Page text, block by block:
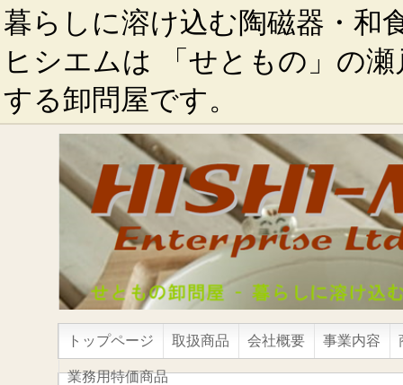
暮らしに溶け込む陶磁器・
ヒシエムは 「せともの」の
する卸問屋です。
トップページ 取扱商品 会社概要 事業内容
業務用特価商品